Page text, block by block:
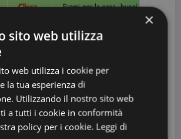
Clicca
Premi per la casa, buoni
Clicca
Buono Amazon in 7
QUI!
altro ancora
Clicca
QUI!
Regali dal catalogo
Clicca
Tra 50 centesimi e 3€
×
sito web utilizza
web utilizza i cookie per
la tua esperienza di
Utilizzando il nostro sito web
a tutti i cookie in conformità
policy per i cookie. Leggi di